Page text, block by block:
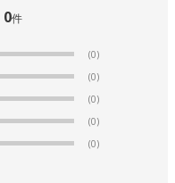
0件
(0)
(0)
(0)
(0)
(0)